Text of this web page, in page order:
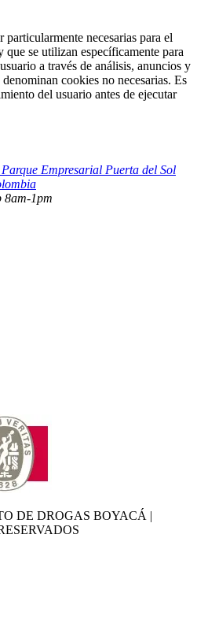
necesarias para el
se utilizan específicamente para
a través de análisis, anuncios y
cookies no necesarias. Es
del usuario antes de ejecutar
Empresarial Puerta del Sol
8am-1pm
DE DROGAS BOYACÁ |